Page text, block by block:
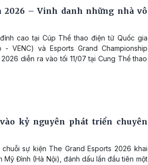
2026 – Vinh danh những nhà vô
cao tại Cúp Thể thao điện tử Quốc gia
- VENC) và Esports Grand Championship
diễn ra vào tối 11/07 tại Cung Thể thao
kỷ nguyên phát triển chuyên
sự kiện The Grand Esports 2026 khai
Mỹ Đình (Hà Nội), đánh dấu lần đầu tiên một